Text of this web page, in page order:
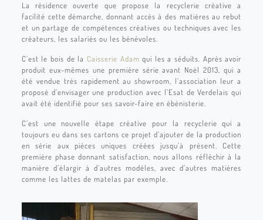
La résidence ouverte que propose la recyclerie créative a
facilité cette démarche, donnant accès à des matières au rebut
et un partage de compétences créatives ou techniques avec les
créateurs, les salariés ou les bénévoles.
C’est le bois de la Caisserie Adam qui les a séduits. Après avoir
produit eux-mêmes une première série avant Noël 2013, qui a
été vendue très rapidement au showroom, l’association leur a
proposé d’envisager une production avec l’Esat de Verdelais qui
avait été identifié pour ses savoir-faire en ébénisterie.
C’est une nouvelle étape créative pour la recyclerie qui a
toujours eu dans ses cartons ce projet d’ajouter de la production
en série aux pièces uniques créées jusqu’à présent. Cette
première phase donnant satisfaction, nous allons réfléchir à la
manière d’élargir à d’autres modèles, avec d’autres matières
comme les lattes de matelas par exemple.